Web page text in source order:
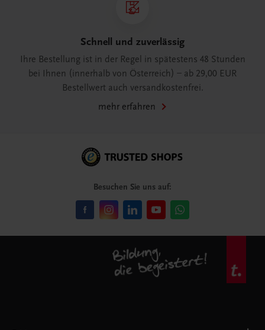
Schnell und zuverlässig
Ihre Bestellung ist in der Regel in spätestens 48 Stunden
bei Ihnen (innerhalb von Österreich) – ab 29,00 EUR
Bestellwert auch versandkostenfrei.
mehr erfahren
Besuchen Sie uns auf: